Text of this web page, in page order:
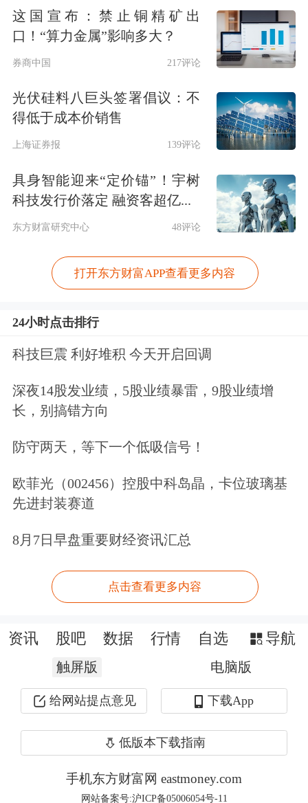
截至8月29日晚，已有61家 家电行业上
市公司中有58家发布了2019年半年报，
合计实现营业收入3013.89亿元，同比
增长5.24%，实现净利润137.38亿元，
同比增长4.04%。
消费升级和单身经济盛行的当下，盈利
能力快速提升。而受地产周期性影响，
厨电企业仍处于业绩筑底期。
作为国内最大的小家电产品ODM/OBM
制造商之一的
今年上半年创出了上市以来的最大业绩
2019年1-6月，
入40.43亿元，同比增长7.44%，归母净
利润2.40亿元，同比增长73.94%， 同
时，公司小家电行业整体毛
21.02%，较去年同期增长2.82%。
今年刚上市的小熊电器(002959.SZ)业绩
增速同样惊人，根据公司未经审计
务数据显示，2019年上半年，
小熊电器
实现营业收入11.88亿元，同比增长
29.46%，实现净利润1.28亿元，同比增
长51.11%。
“小家电市场与地产周期关联度比较
弱，产品消费升级特征明显，其中部分
这国宣布：禁止铜精矿出
口！“算力金属”影响多大？
券商中国 217评论
光伏硅料八巨头签署倡议：不
得低于成本价销售
上海证券报 139评论
具身智能迎来“定价锚”！宇树
科技发行价落定 融资客超亿...
东方财富研究中心 48评论
打开东方财富APP查看更多内容
24小时点击排行
科技巨震 利好堆积 今天开启回调
深夜14股发业绩，5股业绩暴雷，9股业绩增
长，别搞错方向
防守两天，等下一个低吸信号！
欧菲光（002456）控股中科岛晶，卡位玻璃基
先进封装赛道
8月7日早盘重要财经资讯汇总
点击查看更多内容
资讯 股吧 数据 行情 自选 导航
触屏版 电脑版
给网站提点意见 下载App
低版本下载指南
手机东方财富网 eastmoney.com
网站备案号:沪ICP备05006054号-11